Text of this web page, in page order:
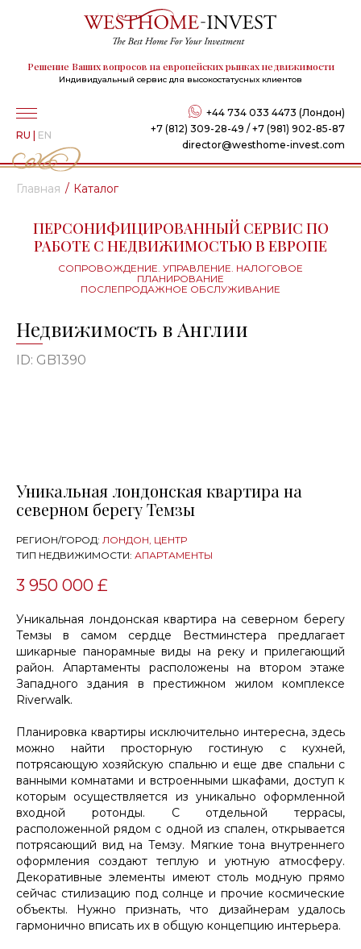
Решение Ваших вопросов на европейских рынках недвижимости
Индивидуальный сервис для высокостатусных клиентов
+44 734 033 4473 (Лондон)
+7 (812) 309-28-49 / +7 (981) 902-85-87
director@westhome-invest.com
RU | EN
Главная Каталог
ПЕРСОНИФИЦИРОВАННЫЙ СЕРВИС ПО
РАБОТЕ С НЕДВИЖИМОСТЬЮ В ЕВРОПЕ
СОПРОВОЖДЕНИЕ. УПРАВЛЕНИЕ. НАЛОГОВОЕ
ПЛАНИРОВАНИЕ
ПОСЛЕПРОДАЖНОЕ ОБСЛУЖИВАНИЕ
Недвижимость в Англии
ID: GB1390
Уникальная лондонская квартира на
северном берегу Темзы
РЕГИОН/ГОРОД: ЛОНДОН, ЦЕНТР
ТИП НЕДВИЖИМОСТИ: АПАРТАМЕНТЫ
3 950 000 £
Уникальная лондонская квартира на северном берегу
Темзы в самом сердце Вестминстера предлагает
шикарные панорамные виды на реку и прилегающий
район. Апартаменты расположены на втором этаже
Западного здания в престижном жилом комплексе
Riverwalk.
Планировка квартиры исключительно интересна, здесь
можно найти просторную гостиную с кухней,
потрясающую хозяйскую спальню и еще две спальни с
ванными комнатами и встроенными шкафами, доступ к
которым осуществляется из уникально оформленной
входной ротонды. С отдельной террасы,
расположенной рядом с одной из спален, открывается
потрясающий вид на Темзу. Мягкие тона внутреннего
оформления создают теплую и уютную атмосферу.
Декоративные элементы имеют столь модную прямо
сейчас стилизацию под солнце и прочие космические
объекты. Нужно признать, что дизайнерам удалось
гармонично вписать их в общую концепцию интерьера.